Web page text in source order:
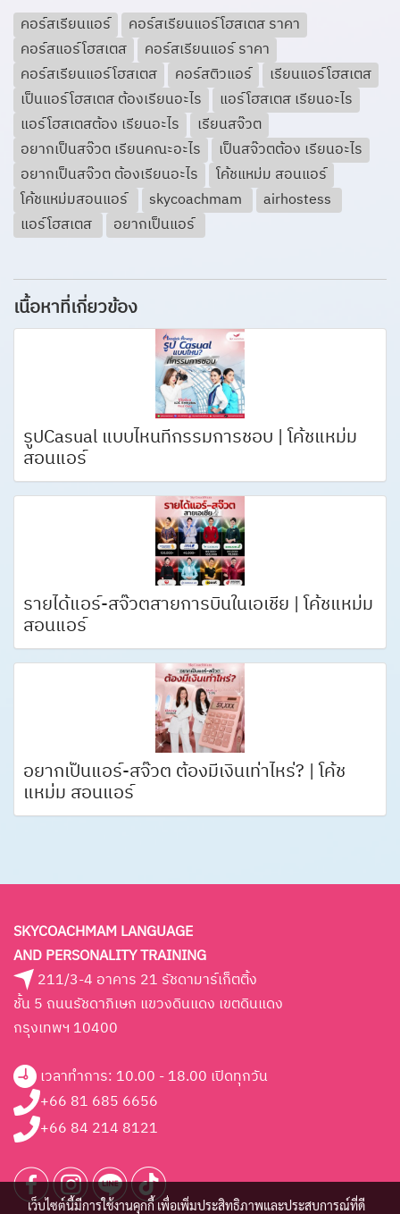
คอร์สเรียนแอร์
คอร์สเรียนแอร์โฮสเตส ราคา
คอร์สแอร์โฮสเตส
คอร์สเรียนแอร์ ราคา
คอร์สเรียนแอร์โฮสเตส
คอร์สติวแอร์
เรียนแอร์โฮสเตส
เป็นแอร์โฮสเตส ต้องเรียนอะไร
แอร์โฮสเตส เรียนอะไร
แอร์โฮสเตสต้อง เรียนอะไร
เรียนสจ๊วต
อยากเป็นสจ๊วต เรียนคณะอะไร
เป็นสจ๊วตต้อง เรียนอะไร
อยากเป็นสจ๊วต ต้องเรียนอะไร
โค้ชแหม่ม สอนแอร์
โค้ชแหม่มสอนแอร์
skycoachmam
airhostess
แอร์โฮสเตส
อยากเป็นแอร์
เนื้อหาที่เกี่ยวข้อง
รูปCasual แบบไหนที่กรรมการชอบ | โค้ชแหม่ม
สอนแอร์
รายได้แอร์-สจ๊วตสายการบินในเอเชีย | โค้ชแหม่ม
สอนแอร์
อยากเป็นแอร์-สจ๊วต ต้องมีเงินเท่าไหร่? | โค้ช
แหม่ม สอนแอร์
SKYCOACHMAM LANGUAGE
AND PERSONALITY TRAINING
211/3-4 อาคาร 21 รัชดามาร์เก็ตติ้ง
ชั้น 5 ถนนรัชดาภิเษก แขวงดินแดง เขตดินแดง
กรุงเทพฯ 10400
เวลาทำการ: 10.00 - 18.00 เปิดทุกวัน
+66 81 685 6656
+66 84 214 8121
เว็บไซต์นี้มีการใช้งานคุกกี้ เพื่อเพิ่มประสิทธิภาพและประสบการณ์ที่ดี